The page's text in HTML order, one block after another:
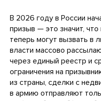
В 2026 году в России
призыв — это значит,
теперь могут вызвать в
власти массово
через единый реестр и
ограничения на
из страны, сделки с
в армию отправляют